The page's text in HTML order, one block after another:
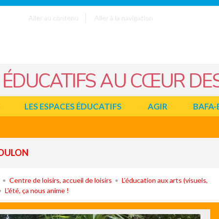
Aller au contenu
Aller à la navigation
AU CŒUR
LES ESPACES ÉDUCATIFS AGIR
Centre de loisirs, accueil de loisirs
L’éducation aux arts (visuels,
L'été, ça nous anime !